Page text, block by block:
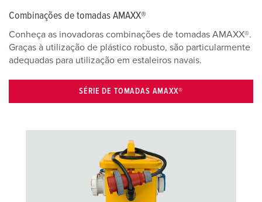
Combinações de tomadas AMAXX®
Conheça as inovadoras combinações de tomadas AMAXX®.
Graças à utilização de plástico robusto, são particularmente
adequadas para utilização em estaleiros navais.
SÉRIE DE TOMADAS AMAXX®